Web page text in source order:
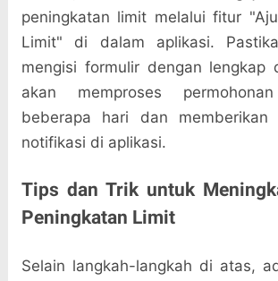
peningkatan limit melalui fitur
Limit" di dalam aplikasi.
mengisi formulir dengan lengkap
akan memproses
beberapa hari dan memberikan
notifikasi di aplikasi.
Tips dan Trik untuk
Peningkatan Limit
Selain langkah-langkah di atas,